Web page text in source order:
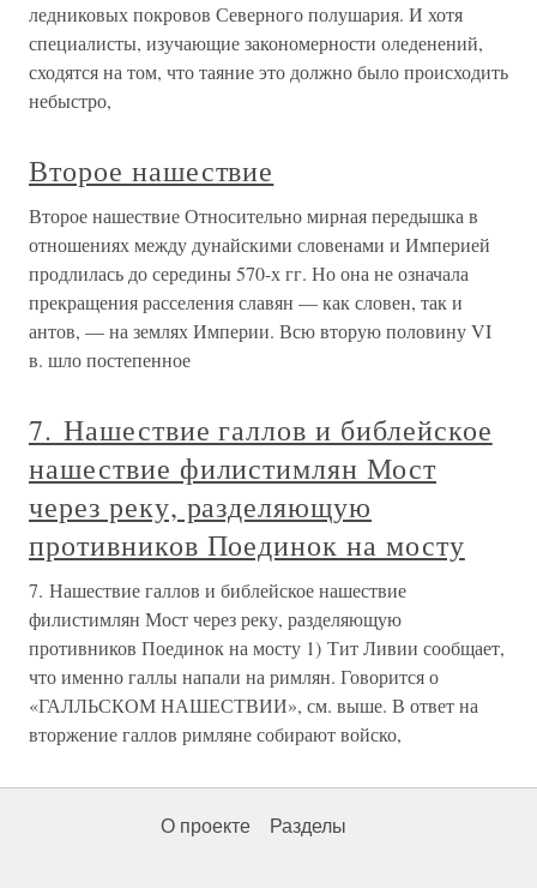
ледниковых покровов Северного полушария. И хотя
специалисты, изучающие закономерности оледенений,
сходятся на том, что таяние это должно было происходить
небыстро,
Второе нашествие
Второе нашествие Относительно мирная передышка в
отношениях между дунайскими словенами и Империей
продлилась до середины 570-х гг. Но она не означала
прекращения расселения славян — как словен, так и
антов, — на землях Империи. Всю вторую половину VI
в. шло постепенное
7. Нашествие галлов и библейское
нашествие филистимлян Мост
через реку, разделяющую
противников Поединок на мосту
7. Нашествие галлов и библейское нашествие
филистимлян Мост через реку, разделяющую
противников Поединок на мосту 1) Тит Ливии сообщает,
что именно галлы напали на римлян. Говорится о
«ГАЛЛЬСКОМ НАШЕСТВИИ», см. выше. В ответ на
вторжение галлов римляне собирают войско,
О проекте Разделы